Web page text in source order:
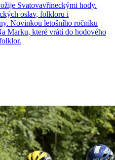
Svatovavřineckými hody.
oslav, folkloru i
Novinkou letošního ročníku
Marku, které vrátí do hodového